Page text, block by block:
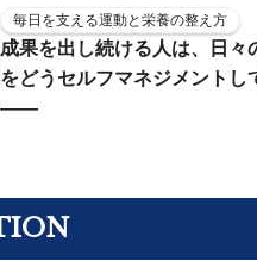
毎日を支える運動と栄養の整え方
成果を出し続ける人は、日々
をどうセルフマネジメントし
——